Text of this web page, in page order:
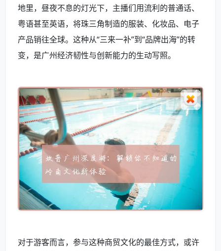
地里，昼夜不息的灯光下，主播们用流利的普通话、
粤语甚至英语，将珠三角制造的服装、化妆品、电子
产品销往全球。这种从“三来一补”到“品牌出海”的转
变，是广州经济韧性与创新能力的生动写照。
对于游客而言，参与这种商贸文化的最佳方式，或许